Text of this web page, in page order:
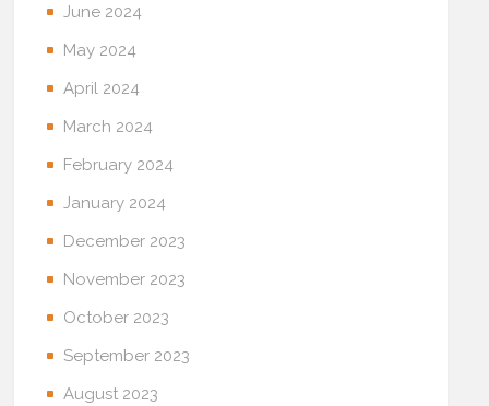
June 2024
May 2024
April 2024
March 2024
February 2024
January 2024
December 2023
November 2023
October 2023
September 2023
August 2023